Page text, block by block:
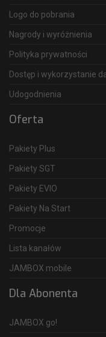
Logo do pobrania
Nagrody i wyróżnienia
Polityka prywatności
Dostęp i wykorzystanie
Udogodnienia
Oferta
Pakiety Plus
Pakiety SGT
Pakiety EVIO
Pakiety Na Start
Promocje
Lista kanałów
JAMBOX mobile
Dla Abonenta
JAMBOX go!